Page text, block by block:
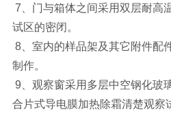
7、门与箱体之间采用双层耐高
试区的密闭。
8、室内的样品架及其它附件配
制作。
9、观察窗采用多层中空钢化玻
合片式导电膜加热除霜清楚观察